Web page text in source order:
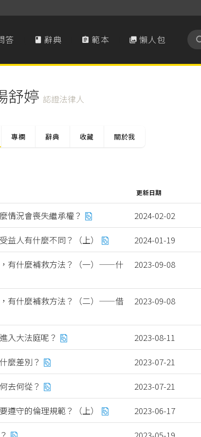
答  辭典  範本  懶人包
舒婷 認證法律人
專欄 辭典 收藏 關於我
更新日期
情況會喪失繼承權？
2024-02-02
益人有什麼不同？（上）
2024-01-19
有什麼補救方法？（一）——什
2023-09-08
有什麼補救方法？（二）——借
2023-09-08
入大法庭呢？
2023-08-11
麼差別？
2023-07-21
去何從？
2023-07-21
遵守的倫理規範？（上）
2023-06-17